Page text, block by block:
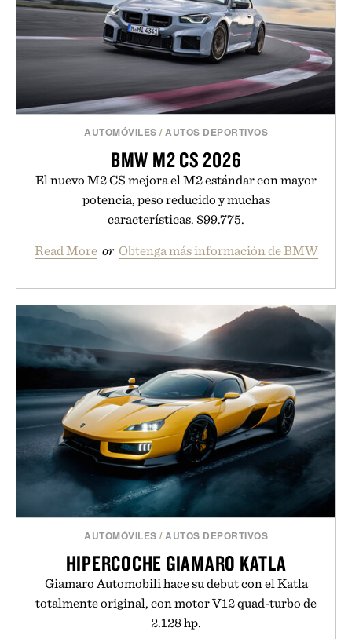
AUTOMÓVILES / AUTOS DEPORTIVOS
BMW M2 CS 2026
El nuevo M2 CS mejora el M2 estándar con mayor
potencia, peso reducido y muchas
características. $99.775.
Read More or Obtenga más información de BMW
AUTOMÓVILES /AUTOS DEPORTIVOS
HIPERCOCHE GIAMARO KATLA
Giamaro Automobili hace su debut con el Katla
totalmente original, con motor V12 quad-turbo de
2.128 hp.